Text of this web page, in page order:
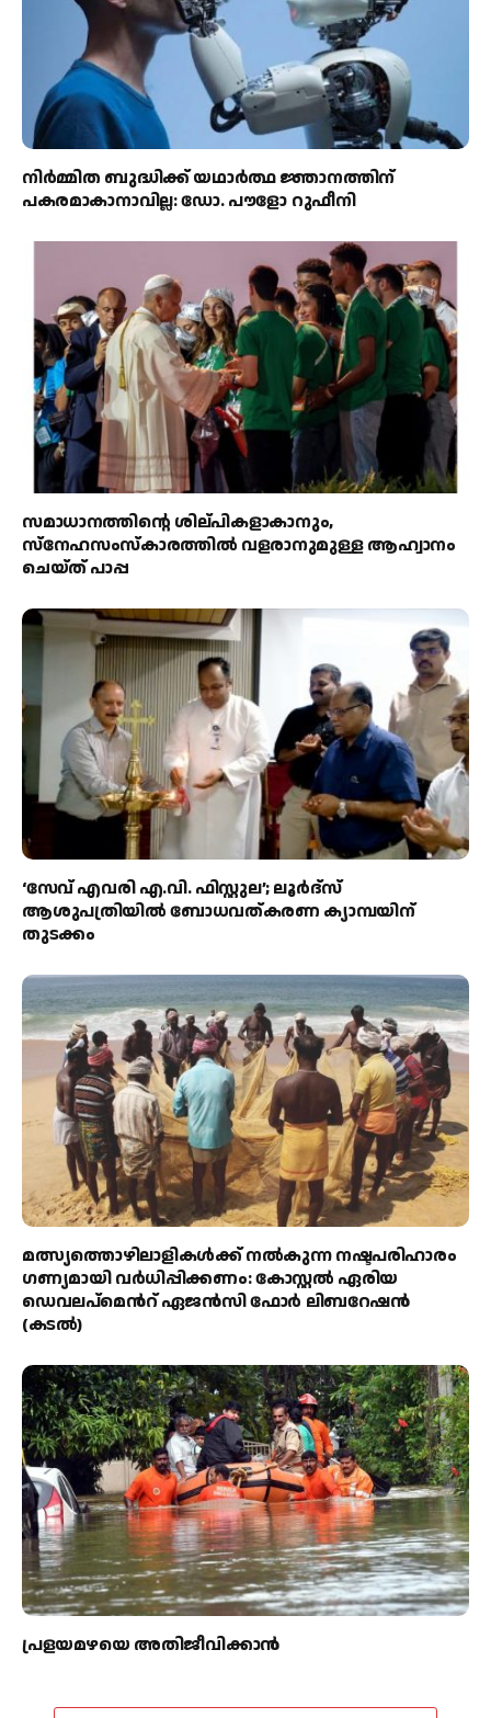
നിർമ്മിത ബുദ്ധിക്ക് യഥാർത്ഥ ജ്ഞാനത്തിന്
പകരമാകാനാവില്ല: ഡോ. പൗളോ റുഫീനി
സമാധാനത്തിന്റെ ശില്പികളാകാനും,
സ്നേഹസംസ്കാരത്തിൽ വളരാനുമുള്ള ആഹ്വാനം
ചെയ്ത് പാപ്പ
‘സേവ് എവരി എ.വി. ഫിസ്റ്റുല’; ലൂർദ്‌സ്
ആശുപത്രിയിൽ ബോധവത്കരണ ക്യാമ്പയിന്
തുടക്കം
മത്സ്യത്തൊഴിലാളികള്‍ക്ക് നല്‍കുന്ന നഷ്ടപരിഹാരം
ഗണ്യമായി വര്‍ധിപ്പിക്കണം: കോസ്റ്റല്‍ ഏരിയ
ഡെവലപ്മെന്‍റ് ഏജന്‍സി ഫോര്‍ ലിബറേഷന്‍
(കടല്‍)
പ്രളയമഴയെ അതിജീവിക്കാന്‍